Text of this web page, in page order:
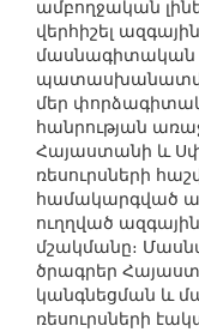
ամբողջական
վերհիշել
մասնագիտական
մեր
հանրության
Հայաստանի և
ռեսուրսների
համակարգված
ուղղված
մշակմանը։
ծրագրեր
կանգնեցման և
ռեսուրսների